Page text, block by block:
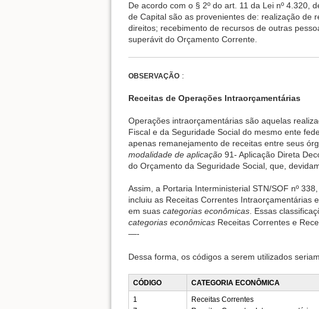
De acordo com o § 2º do art. 11 da Lei nº 4.320,
de Capital são as provenientes de: realização de
direitos; recebimento de recursos de outras
superávit do Orçamento Corrente.
OBSERVAÇÃO :
Receitas de Operações Intraorçamentárias
Operações intraorçamentárias são aquelas
Fiscal e da Seguridade Social do mesmo ente
apenas remanejamento de receitas entre seus
modalidade de aplicação 91- Aplicação Direta
do Orçamento da Seguridade Social, que,
Assim, a Portaria Interministerial STN/SOF nº
incluiu as Receitas Correntes Intraorçamentárias
em suas categorias econômicas. Essas
categorias econômicas Receitas Correntes e
—-
Dessa forma, os códigos a serem utilizados
CÓDIGO
CATEGORIA ECONÔMICA
1
Receitas Correntes